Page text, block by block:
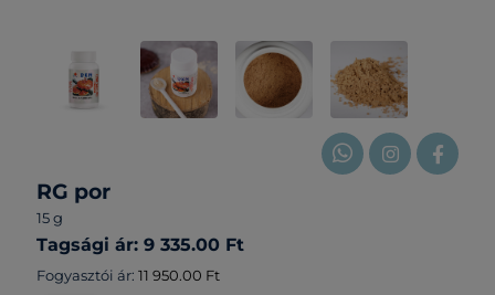
RG por
15 g
Tagsági ár: 9 335.00 Ft
Fogyasztói ár: 11 950.00 Ft